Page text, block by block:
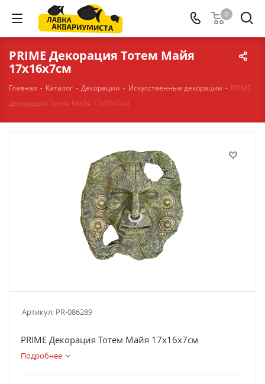
0
PRIME Декорация Тотем Майя
17х16х7см
Главная - Каталог - Декорации - Искусственные декорации - PRIME
Декорация Тотем Майя 17х16х7см
Артикул: PR-086289
PRIME Декорация Тотем Майя 17х16х7см
Подробнее